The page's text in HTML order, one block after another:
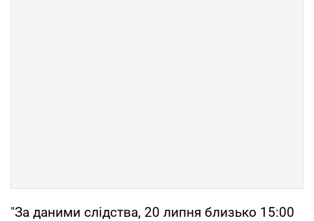
"За даними слідства, 20 липня близько 15:00